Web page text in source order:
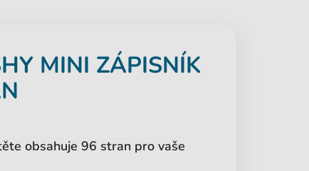
MINI ZÁPISNÍK
obsahuje 96 stran pro vaše